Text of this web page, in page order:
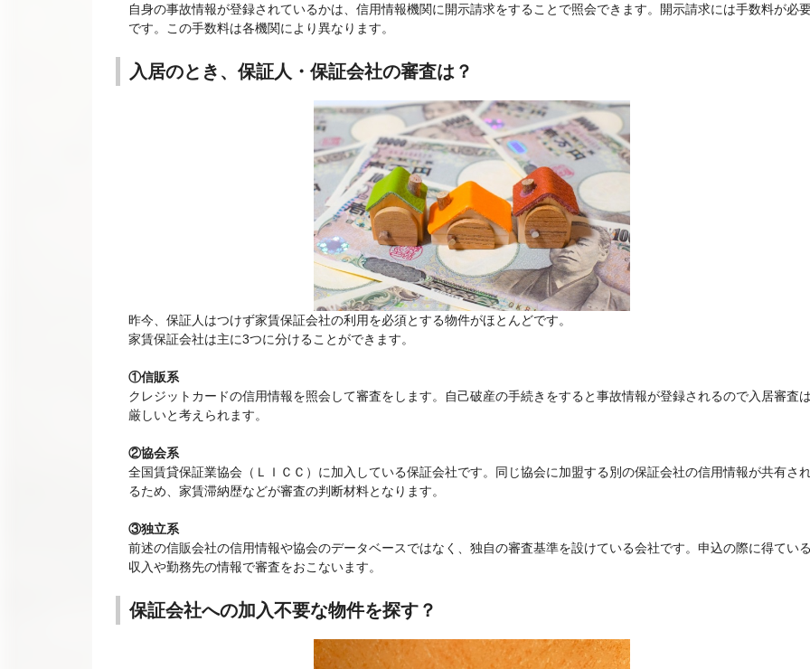
自身の事故情報が登録されているかは、信用情報機関に開示請求をすることで照会できます。開示請求には手数料が必
です。この手数料は各機関により異なります。
入居のとき、保証人・保証会社の審査は？
昨今、保証人はつけず家賃保証会社の利用を必須とする物件がほとんどです。
家賃保証会社は主に3つに分けることができます。
①信販系
クレジットカードの信用情報を照会して審査をします。自己破産の手続きをすると事故情報が登録されるので入居審査
厳しいと考えられます。
②協会系
全国賃貸保証業協会（ＬＩＣＣ）に加入している保証会社です。同じ協会に加盟する別の保証会社の信用情報が共有さ
るため、家賃滞納歴などが審査の判断材料となります。
③独立系
前述の信販会社の信用情報や協会のデータベースではなく、独自の審査基準を設けている会社です。申込の際に得てい
収入や勤務先の情報で審査をおこないます。
保証会社への加入不要な物件を探す？